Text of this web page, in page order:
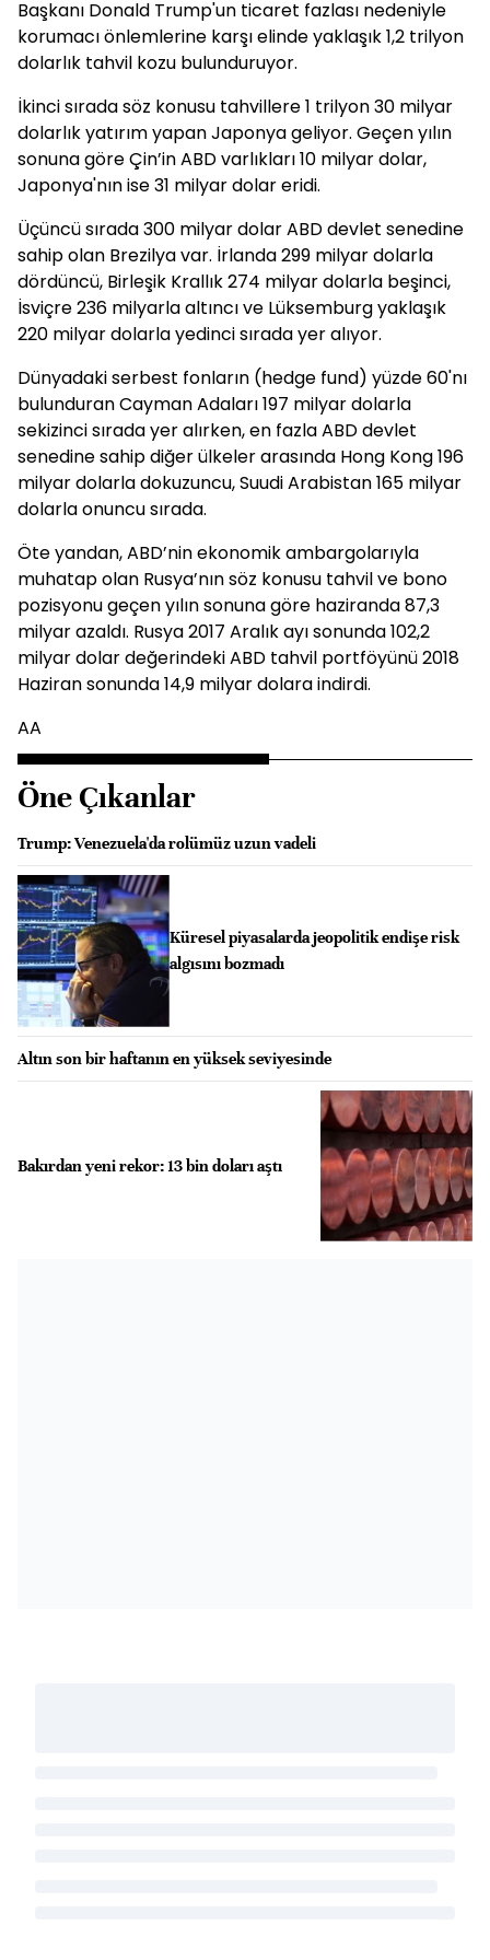
Başkanı Donald Trump'un ticaret fazlası nedeniyle
korumacı önlemlerine karşı elinde yaklaşık 1,2 trilyon
dolarlık tahvil kozu bulunduruyor.
İkinci sırada söz konusu tahvillere 1 trilyon 30 milyar
dolarlık yatırım yapan Japonya geliyor. Geçen yılın
sonuna göre Çin’in ABD varlıkları 10 milyar dolar,
Japonya'nın ise 31 milyar dolar eridi.
Üçüncü sırada 300 milyar dolar ABD devlet senedine
sahip olan Brezilya var. İrlanda 299 milyar dolarla
dördüncü, Birleşik Krallık 274 milyar dolarla beşinci,
İsviçre 236 milyarla altıncı ve Lüksemburg yaklaşık
220 milyar dolarla yedinci sırada yer alıyor.
Dünyadaki serbest fonların (hedge fund) yüzde 60'nı
bulunduran Cayman Adaları 197 milyar dolarla
sekizinci sırada yer alırken, en fazla ABD devlet
senedine sahip diğer ülkeler arasında Hong Kong 196
milyar dolarla dokuzuncu, Suudi Arabistan 165 milyar
dolarla onuncu sırada.
Öte yandan, ABD’nin ekonomik ambargolarıyla
muhatap olan Rusya’nın söz konusu tahvil ve bono
pozisyonu geçen yılın sonuna göre haziranda 87,3
milyar azaldı. Rusya 2017 Aralık ayı sonunda 102,2
milyar dolar değerindeki ABD tahvil portföyünü 2018
Haziran sonunda 14,9 milyar dolara indirdi.
AA
Öne Çıkanlar
Trump: Venezuela'da rolümüz uzun vadeli
Küresel piyasalarda jeopolitik endişe risk
algısını bozmadı
Altın son bir haftanın en yüksek seviyesinde
Bakırdan yeni rekor: 13 bin doları aştı